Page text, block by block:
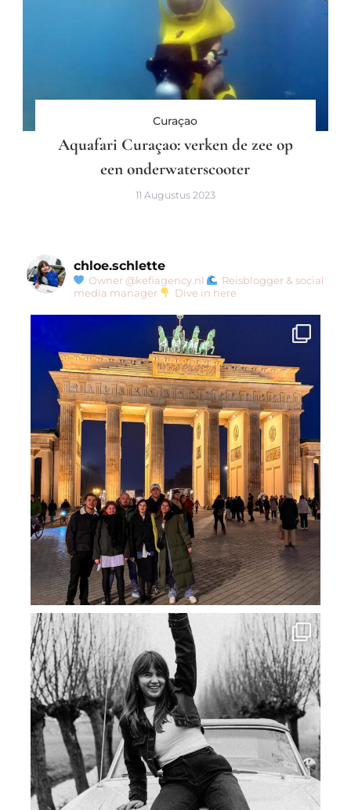
Curaçao
Aquafari Curaçao: verken de zee op
een onderwaterscooter
11 Augustus 2023
chloe.schlette
Owner @kefiagency.nl
Reisblogger & social
media manager
Dive in here